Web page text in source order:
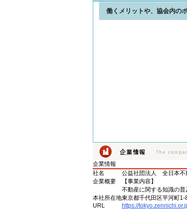
働くメリットや、協会内の
企業情報
社名
公益社団法人 全日本
企業概要
【事業内容】
不動産に関する知識の
本社所在地東京都千代田区平河町
URL
https://